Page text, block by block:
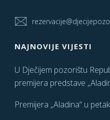
NAJNOVIJE VIJESTI
U Dječijem pozorištu
premijera predstave
Premijera „Aladina“ u